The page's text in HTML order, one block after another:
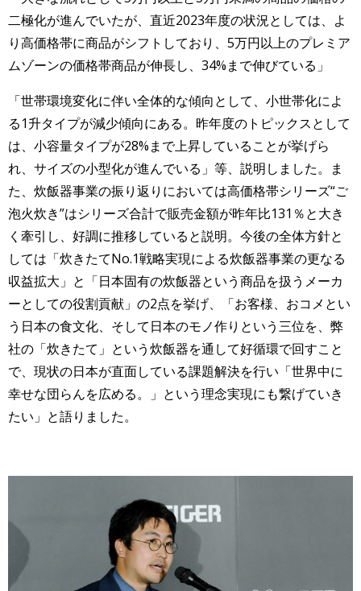
二極化が進んでいたが、直近2023年度の状況としては、よ
り高価格帯に商品がシフトしており、5万円以上のプレミア
ムゾーンの価格帯商品が伸長し、34%まで伸びている」
「世帯環境変化に伴い全体的な傾向として、小世帯化によ
る1升タイプが減少傾向にある。昨年度のトピックスとして
は、小容量タイプが28%まで上昇していることが挙げら
れ、サイズの小型化が進んでいる」等、説明しました。ま
た、炊飯器事業の振り返りにおいては高価格帯シリーズ“ご
泡火炊き”はシリーズ合計で販売金額が昨年比131％と大き
く牽引し、好調に推移していると説明。今後の全体方針と
しては「炊きたてNo.1戦略実現による炊飯器事業の更なる
収益拡大」と「日本固有の炊飯器という商品を扱うメーカ
ーとしての役割貢献」の2点を挙げ、「お客様、おコメとい
う日本の食文化、そして日本のモノ作りという三位を、弊
社の「炊きたて」という炊飯器を通して好循環で回すこと
で、現状の日本が直面している課題解決を行い「世界中に
幸せな団らんを広める。」という理念実現にも繋げていき
たい」と語りました。